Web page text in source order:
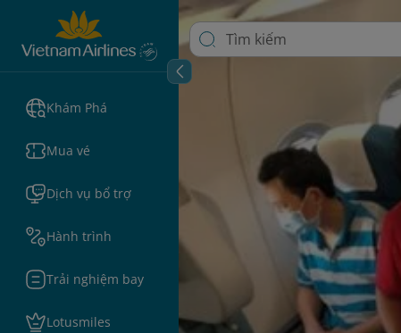
Khám Phá
Mua vé
Dịch vụ bổ trợ
Hành trình
Trải nghiệm bay
Lotusmiles